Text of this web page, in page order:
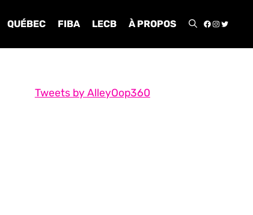
QUÉBEC FIBA LECB À PROPOS
Tweets by AlleyOop360